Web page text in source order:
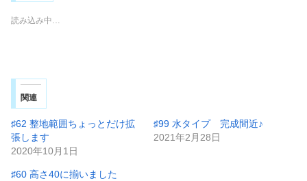
読み込み中…
関連
♯62 整地範囲ちょっとだけ拡
張します
2020年10月1日
♯99 水タイプ 完成間近♪
2021年2月28日
♯60 高さ40に揃いました